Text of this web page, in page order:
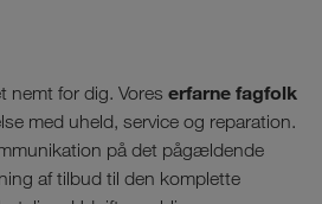
nemt for dig. Vores erfarne fagfolk
med uheld, service og reparation.
på det pågældende
af tilbud til den komplette